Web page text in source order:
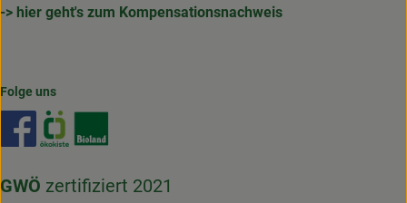
-> hier geht's zum Kompensationsnachweis
Folge uns
Externer Link zu https://www.facebook.com/
GWÖ zertifiziert 2021